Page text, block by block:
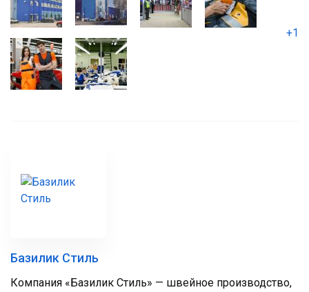
+1
Базилик Стиль
Компания «Базилик Стиль» — швейное производство,